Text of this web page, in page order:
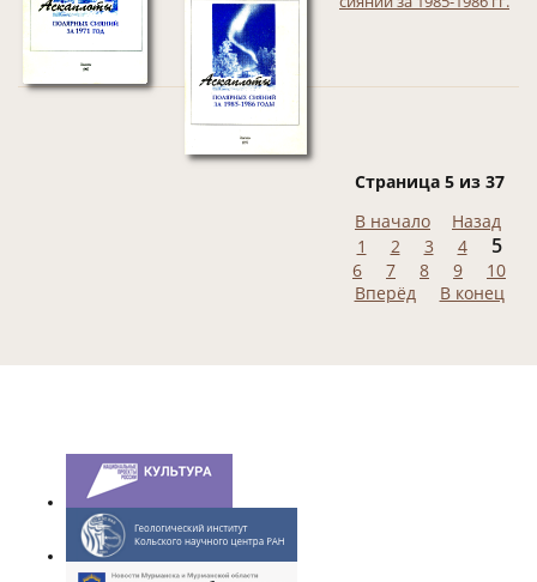
Страница 5 из 37
В начало
Назад
1
2 3 4 5
6 7 8 9
10
Вперёд
В конец